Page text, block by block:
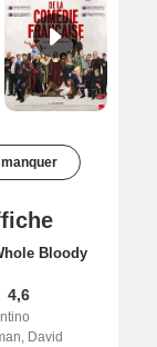
Bloody
4,6
David